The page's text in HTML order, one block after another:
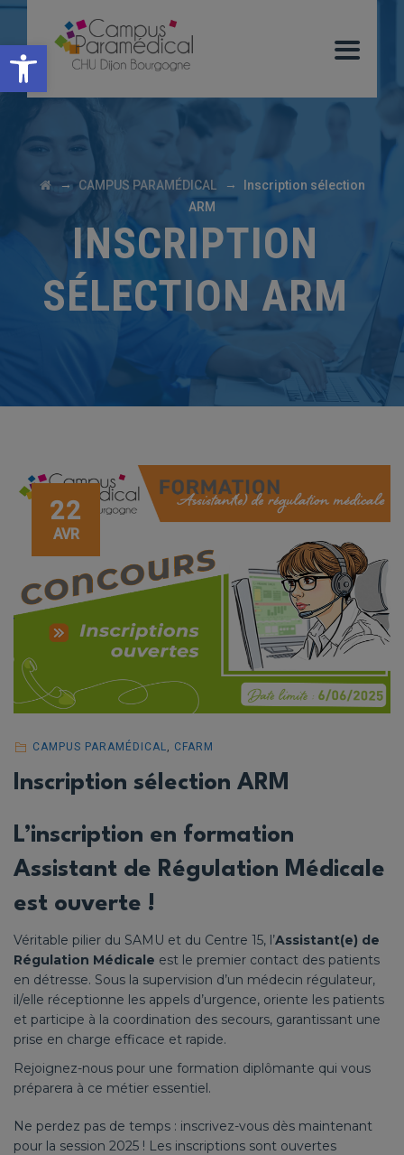
Ouvrir la barre d’outils
→ CAMPUS PARAMÉDICAL →
Inscription sélection
ARM
INSCRIPTION
SÉLECTION ARM
22
AVR
CAMPUS PARAMÉDICAL CFARM
Inscription sélection ARM
L’inscription en formation
Assistant de Régulation Médicale
est ouverte !
Véritable pilier du SAMU et du Centre 15, l’Assistant(e) de
Régulation Médicale est le premier contact des patients
en détresse. Sous la supervision d’un médecin régulateur,
il/elle réceptionne les appels d’urgence, oriente les patients
et participe à la coordination des secours, garantissant une
prise en charge efficace et rapide.
Rejoignez-nous pour une formation diplômante qui vous
préparera à ce métier essentiel.
Ne perdez pas de temps : inscrivez-vous dès maintenant
pour la session 2025 ! Les inscriptions sont ouvertes